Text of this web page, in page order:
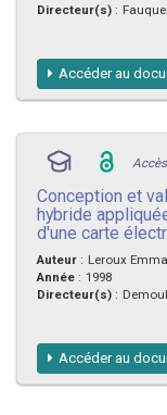
Directeur(s) :
Accéder au
Conception et
hybride
d'une carte
Auteur : Leroux
Année : 1998
Directeur(s) :
Accéder au